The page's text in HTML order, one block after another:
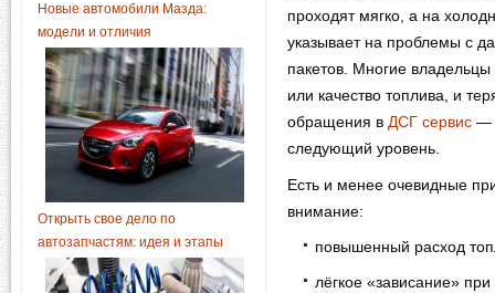
Новые автомобили Мазда:
модели и отличия
Открыть свое дело по
автозапчастям: идея и этапы
проходят мягко, а на
указывает на проблемы с
пакетов. Многие
или качество топлива, и
обращения в ДСГ сервис —
следующий уровень.
Есть и менее очевидные
внимание:
повышенный расход
лёгкое «зависание»